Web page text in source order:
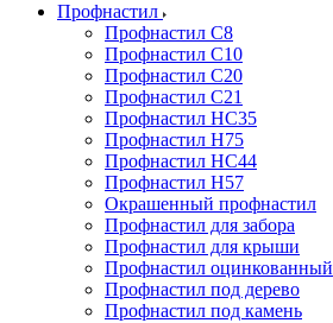
Профнастил
Профнастил С8
Профнастил С10
Профнастил С20
Профнастил С21
Профнастил НС35
Профнастил Н75
Профнастил HC44
Профнастил Н57
Окрашенный профнастил
Профнастил для забора
Профнастил для крыши
Профнастил оцинкованный
Профнастил под дерево
Профнастил под камень